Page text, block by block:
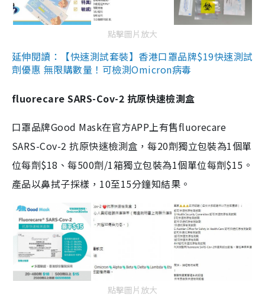
點擊圖片放大
延伸閱讀：【快速測試套裝】香港口罩品牌$19快速測試
劑優惠 無限購數量！可檢測Omicron病毒
fluorecare SARS-Cov-2 抗原快速檢測盒
口罩品牌Good Mask在官方APP上有售fluorecare
SARS-Cov-2 抗原快速檢測盒，每20劑獨立包裝為1個單
位每劑$18、每500劑/1箱獨立包裝為1個單位每劑$15。
產品以鼻拭子採樣，10至15分鐘知結果。
點擊圖片放大